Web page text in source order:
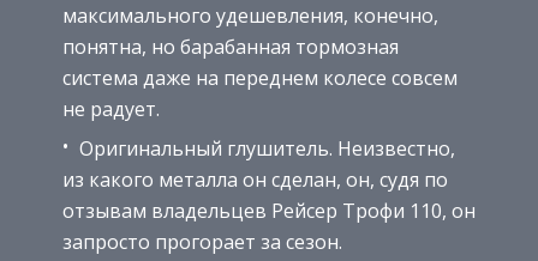
максимального удешевления, конечно,
понятна, но барабанная тормозная
система даже на переднем колесе совсем
не радует.
Оригинальный глушитель. Неизвестно,
из какого металла он сделан, он, судя по
отзывам владельцев Рейсер Трофи 110, он
запросто прогорает за сезон.